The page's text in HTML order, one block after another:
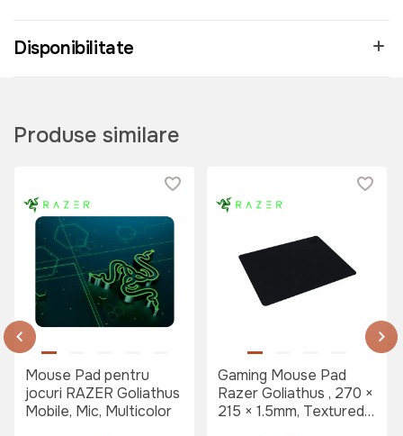
Disponibilitate
Produse similare
Mouse Pad pentru
jocuri RAZER Goliathus
Mobile, Mic, Multicolor
Gaming Mouse Pad
Razer Goliathus , 270 ×
215 × 1.5mm, Textured